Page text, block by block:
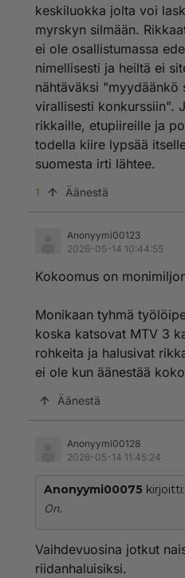
keskiluokka jolta voi
myrskyn silmään.
ei ole osallistumassa
nimellisesti ja heiltä ei
nähtäväksi "myydäänkö
virallisesti konkurssiin".
rikkaille, etupiireille ja
todella kiire lypsää
suomesta irti lähtee.
1 Äänestä
Anonyymi00123
2026-05-14 10:44:55
Kokoomus on
Monikaan tyhmä
koska katsovat MTV 3
rohkeita ja halusivat
ei ole kun äänestää
Äänestä
Anonyymi00128
2026-05-14 11:45:24
Anonyymi00075 kirjoitti:
On.
Vaihdevuosina jotkut
riidanhaluisiksi.